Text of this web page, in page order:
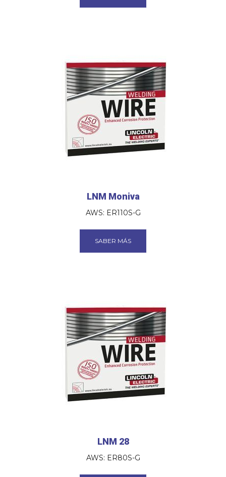
LNM Moniva
AWS: ER110S-G
SABER MÁS
LNM 28
AWS: ER80S-G